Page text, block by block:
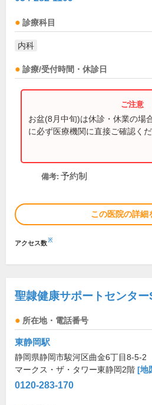
診療科目
内科
診療/受付時間・休診日
お盆(8月中旬)は休診・休業の場
に必ず医療機関に直接ご確認くだ
備考: 予約制
この医院の詳細
アクセス数※
聖隷健康サポートセンタ
所在地・電話番号
東静岡駅
静岡県静岡市駿河区曲金6丁目8-5-2
マークス・ザ・タワー東静岡2階 [地
0120-283-170